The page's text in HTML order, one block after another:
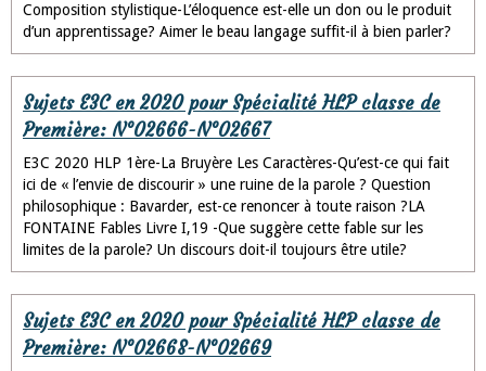
Composition stylistique-L’éloquence est-elle un don ou le produit
d’un apprentissage? Aimer le beau langage suffit-il à bien parler?
Sujets E3C en 2020 pour Spécialité HLP classe de
Première: N°02666-N°02667
E3C 2020 HLP 1ère-La Bruyère Les Caractères-Qu’est-ce qui fait
ici de « l’envie de discourir » une ruine de la parole ? Question
philosophique : Bavarder, est-ce renoncer à toute raison ?LA
FONTAINE Fables Livre I,19 -Que suggère cette fable sur les
limites de la parole? Un discours doit-il toujours être utile?
Sujets E3C en 2020 pour Spécialité HLP classe de
Première: N°02668-N°02669